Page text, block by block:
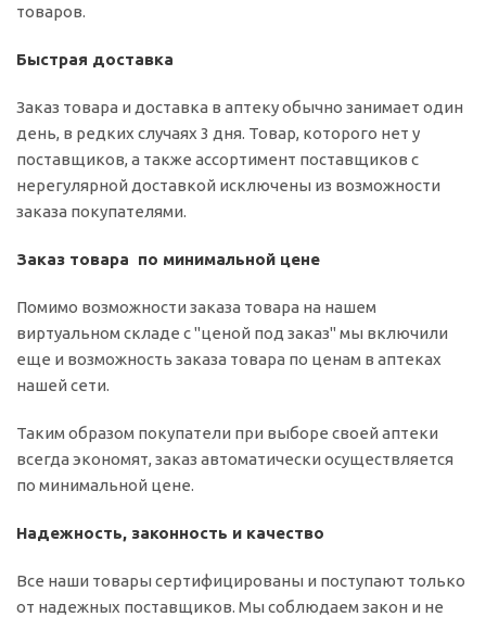
товаров.
Быстрая доставка
Заказ товара и доставка в аптеку обычно занимает один
день, в редких случаях 3 дня. Товар, которого нет у
поставщиков, а также ассортимент поставщиков с
нерегулярной доставкой исключены из возможности
заказа покупателями.
Заказ товара по минимальной цене
Помимо возможности заказа товара на нашем
виртуальном складе с "ценой под заказ" мы включили
еще и возможность заказа товара по ценам в аптеках
нашей сети.
Таким образом покупатели при выборе своей аптеки
всегда экономят, заказ автоматически осуществляется
по минимальной цене.
Надежность, законность и качество
Все наши товары сертифицированы и поступают только
от надежных поставщиков. Мы соблюдаем закон и не